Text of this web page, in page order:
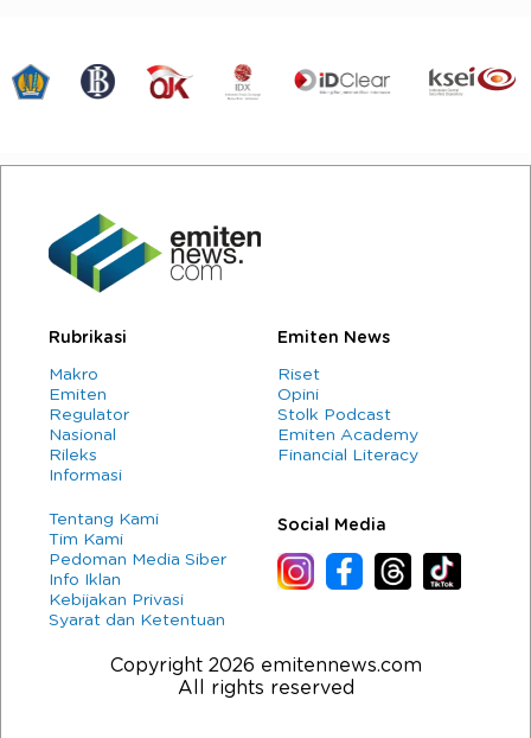
Rubrikasi
Makro
Emiten
Regulator
Nasional
Rileks
Informasi
Emiten News
Riset
Opini
Stolk Podcast
Emiten Academy
Financial Literacy
Tentang Kami
Tim Kami
Pedoman Media Siber
Info Iklan
Kebijakan Privasi
Syarat dan Ketentuan
Social Media
Copyright 2026 emitennews.com
All rights reserved